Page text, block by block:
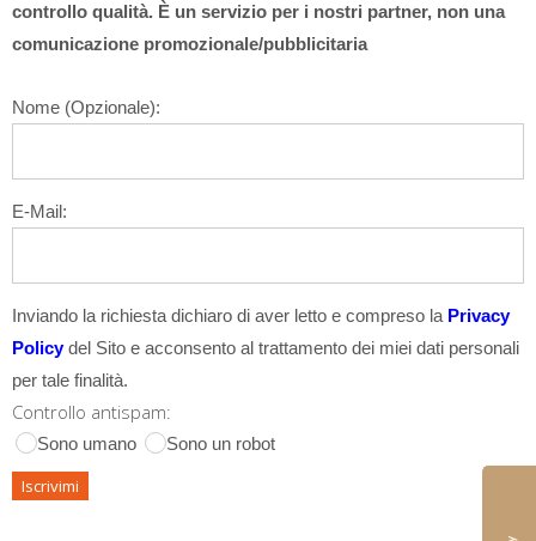
controllo qualità. È un servizio per i nostri partner, non una
comunicazione promozionale/pubblicitaria
Nome (Opzionale):
E-Mail:
Inviando la richiesta dichiaro di aver letto e compreso la Privacy
Policydel Sito e acconsento al trattamento dei miei dati personali
per tale finalità.
Controllo antispam:
Sono umano Sono un robot